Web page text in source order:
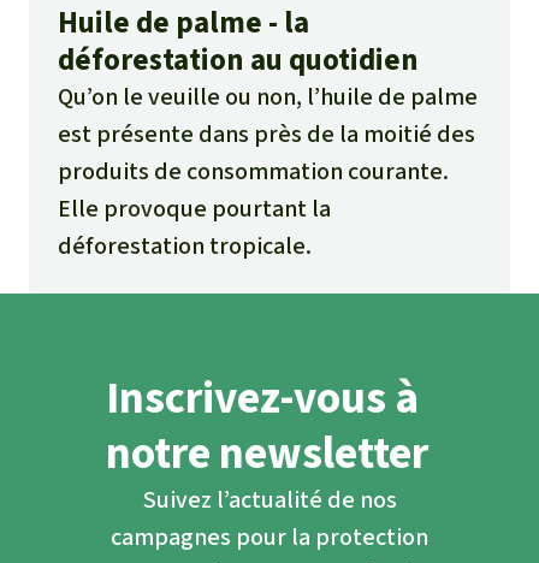
Huile de palme - la
déforestation au quotidien
Qu’on le veuille ou non, l’huile de palme
est présente dans près de la moitié des
produits de consommation courante.
Elle provoque pourtant la
déforestation tropicale.
Inscrivez-vous à
notre newsletter
Suivez l’actualité de nos
campagnes pour la protection